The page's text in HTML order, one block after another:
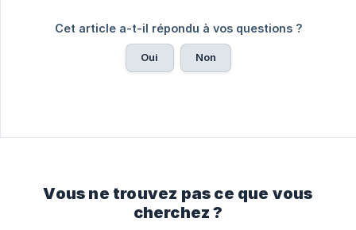
Cet article a-t-il répondu à vos questions ?
Oui Non
Vous ne trouvez pas ce que vous
cherchez ?